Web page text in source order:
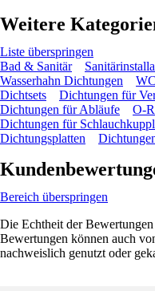
Weitere
Liste überspringen
Bad & Sanitär
Wasserhahn Dichtungen
Dichtsets
Dichtungen für
Dichtungen für Abläufe
O-
Dichtungen für
Dichtungsplatten
Bereich überspringen
Die Echtheit der
Bewertungen können auch
nachweislich genutzt oder